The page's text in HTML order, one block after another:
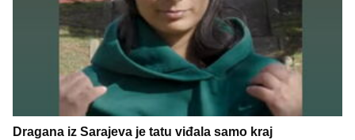
Dragana iz Sarajeva je tatu viđala samo kraj